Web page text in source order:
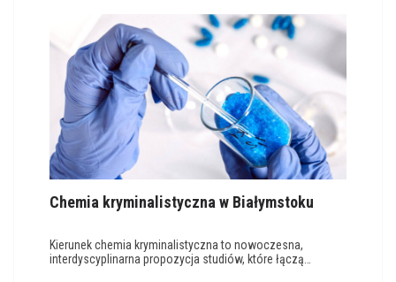
Chemia kryminalistyczna w Białymstoku
Kierunek chemia kryminalistyczna to nowoczesna,
interdyscyplinarna propozycja studiów, które łączą…